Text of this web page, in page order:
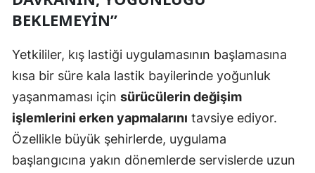
BEKLEMEYIN”
Yetkililer, kış lastiği uygulamasının başlamasına
kısa bir süre kala lastik bayilerinde yoğunluk
yaşanmaması için sürücülerin değişim
işlemlerini erken yapmalarını tavsiye ediyor.
Özellikle büyük şehirlerde, uygulama
başlangıcına yakın dönemlerde servislerde uzun